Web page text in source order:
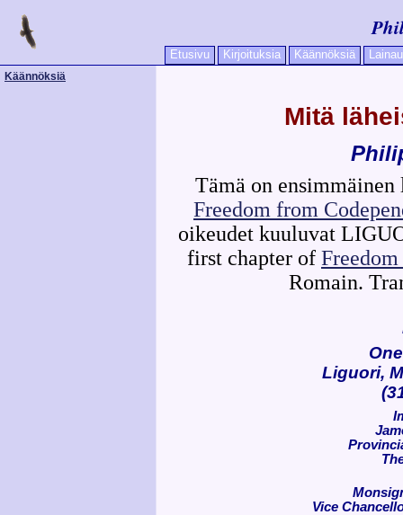
Etusivu Kirjoituksia Käännöksiä
Käännöksiä
Mitä
Tämä on
Freedom from
oikeudet kuuluvat
first chapter of
Romain.
Liguori,
Vice